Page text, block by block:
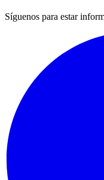
Síguenos para estar